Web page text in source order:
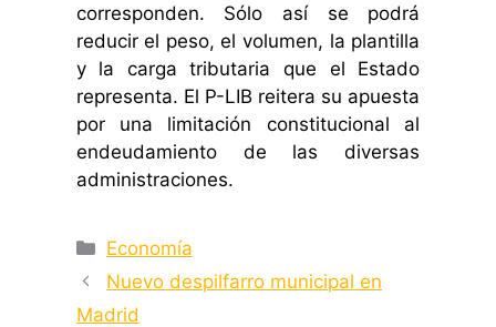
corresponden. Sólo así se podrá
reducir el peso, el volumen, la plantilla
y la carga tributaria que el Estado
representa. El P-LIB reitera su apuesta
por una limitación constitucional al
endeudamiento de las diversas
administraciones.
Categorías
Economía
Nuevo despilfarro municipal en
Madrid